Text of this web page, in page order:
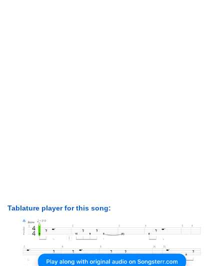
Tablature player for this song: